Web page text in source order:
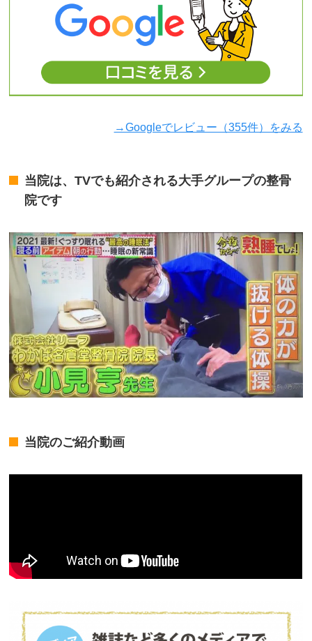
→Googleでレビュー（355件）をみる
当院は、TVでも紹介される大手グループの整骨
院です
当院のご紹介動画